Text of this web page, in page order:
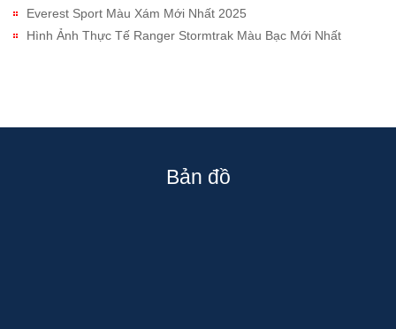
Everest Sport Màu Xám Mới Nhất 2025
Hình Ảnh Thực Tế Ranger Stormtrak Màu Bạc Mới Nhất
Bản đồ